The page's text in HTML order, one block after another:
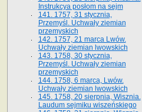
Instrukcya posłom na sejm
141. 1757, 31 stycznia,
Przemyśl. Uchwały ziemian
przemyskich
142. 1757, 21 marca Lwów.
Uchwały ziemian lwowskich
143. 1758, 30 stycznia,
Przemyśl. Uchwały ziemian
przemyskich
144. 1758, 6 marca, Lwów.
Uchwały ziemian lwowskich
145. 1758, 20 sierpnia, Wisznia.
Laudum sejmiku wiszeńskiego